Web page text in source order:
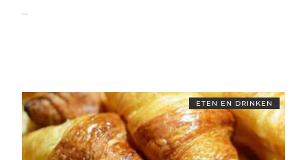
...
ETEN EN DRINKEN